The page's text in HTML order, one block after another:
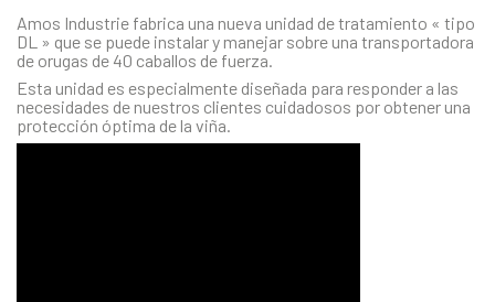
Amos Industrie fabrica una nueva unidad de tratamiento « tipo
DL » que se puede instalar y manejar sobre una transportadora
de orugas de 40 caballos de fuerza.
Esta unidad es especialmente diseñada para responder a las
necesidades de nuestros clientes cuidadosos por obtener una
protección óptima de la viña.